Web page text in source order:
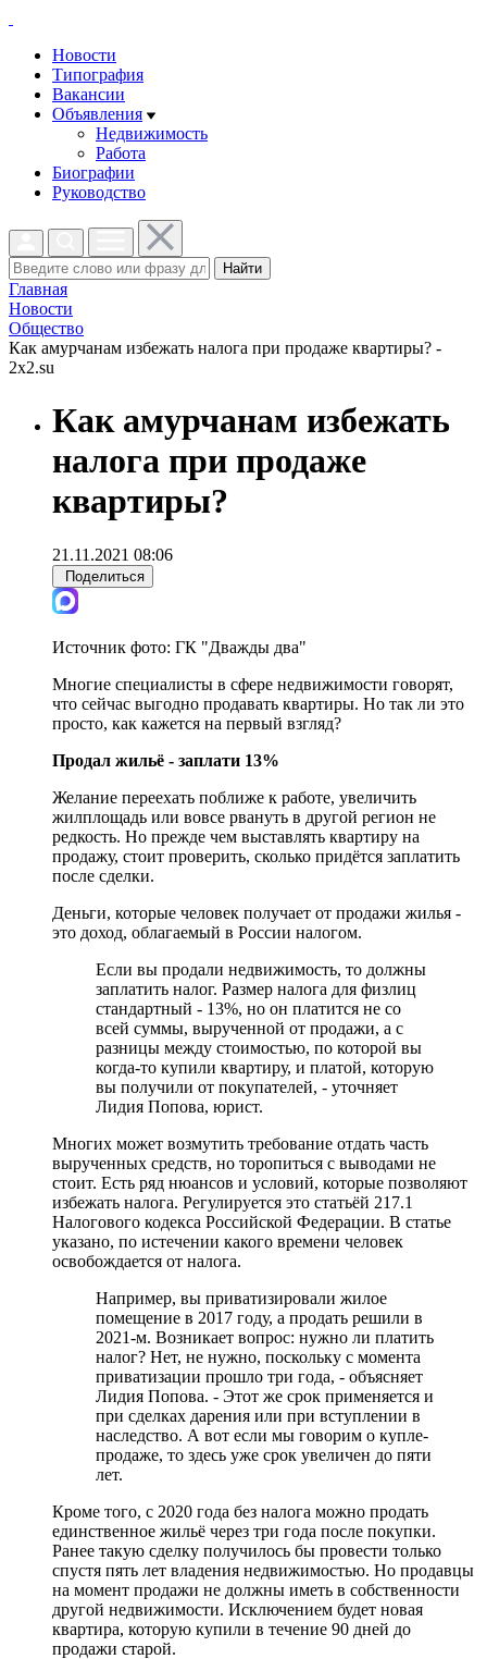
Новости
Типография
Вакансии
Объявления
Недвижимость
Работа
Биографии
Руководство
Найти
Главная
Новости
Общество
Как амурчанам избежать налога при продаже квартиры? -
2x2.su
Как амурчанам избежать
налога при продаже
квартиры?
21.11.2021 08:06
Поделиться
Источник фото: ГК "Дважды два"
Многие специалисты в сфере недвижимости говорят,
что сейчас выгодно продавать квартиры. Но так ли это
просто, как кажется на первый взгляд?
Продал жильё - заплати 13%
Желание переехать поближе к работе, увеличить
жилплощадь или вовсе рвануть в другой регион не
редкость. Но прежде чем выставлять квартиру на
продажу, стоит проверить, сколько придётся заплатить
после сделки.
Деньги, которые человек получает от продажи жилья -
это доход, облагаемый в России налогом.
Если вы продали недвижимость, то должны
заплатить налог. Размер налога для физлиц
стандартный - 13%, но он платится не со
всей суммы, вырученной от продажи, а с
разницы между стоимостью, по которой вы
когда-то купили квартиру, и платой, которую
вы получили от покупателей, - уточняет
Лидия Попова, юрист.
Многих может возмутить требование отдать часть
вырученных средств, но торопиться с выводами не
стоит. Есть ряд нюансов и условий, которые позволяют
избежать налога. Регулируется это статьёй 217.1
Налогового кодекса Российской Федерации. В статье
указано, по истечении какого времени человек
освобождается от налога.
Например, вы приватизировали жилое
помещение в 2017 году, а продать решили в
2021-м. Возникает вопрос: нужно ли платить
налог? Нет, не нужно, поскольку с момента
приватизации прошло три года, - объясняет
Лидия Попова. - Этот же срок применяется и
при сделках дарения или при вступлении в
наследство. А вот если мы говорим о купле-
продаже, то здесь уже срок увеличен до пяти
лет.
Кроме того, с 2020 года без налога можно продать
единственное жильё через три года после покупки.
Ранее такую сделку получилось бы провести только
спустя пять лет владения недвижимостью. Но продавцы
на момент продажи не должны иметь в собственности
другой недвижимости. Исключением будет новая
квартира, которую купили в течение 90 дней до
продажи старой.